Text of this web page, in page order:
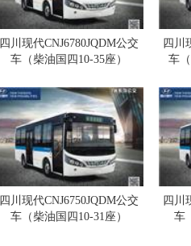
四川现代CNJ6780JQDM公交
车（柴油国四10-35座）
四川
车
四川现代CNJ6750JQDM公交
车（柴油国四10-31座）
四川
车